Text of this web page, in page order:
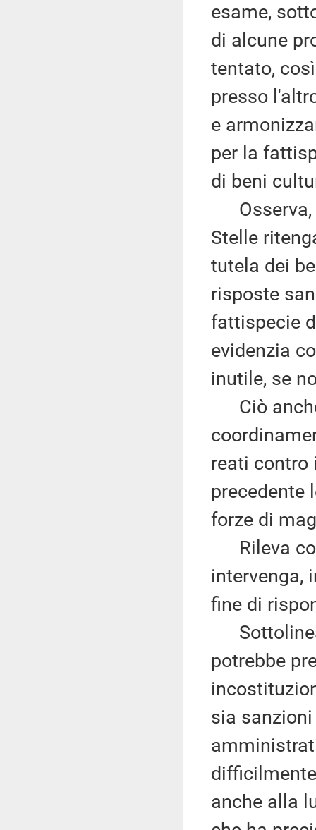
esame,
di alcune
tentato,
presso
e
per la
di beni
Osserva,
Stelle
tutela dei
risposte
fattispecie
evidenzia
inutile, se
Ciò
reati contro
precedente
forze di
Rileva
intervenga,
fine di
potrebbe
sia
anche alla